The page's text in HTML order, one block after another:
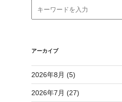
アーカイブ
2026年8月 (5)
2026年7月 (27)